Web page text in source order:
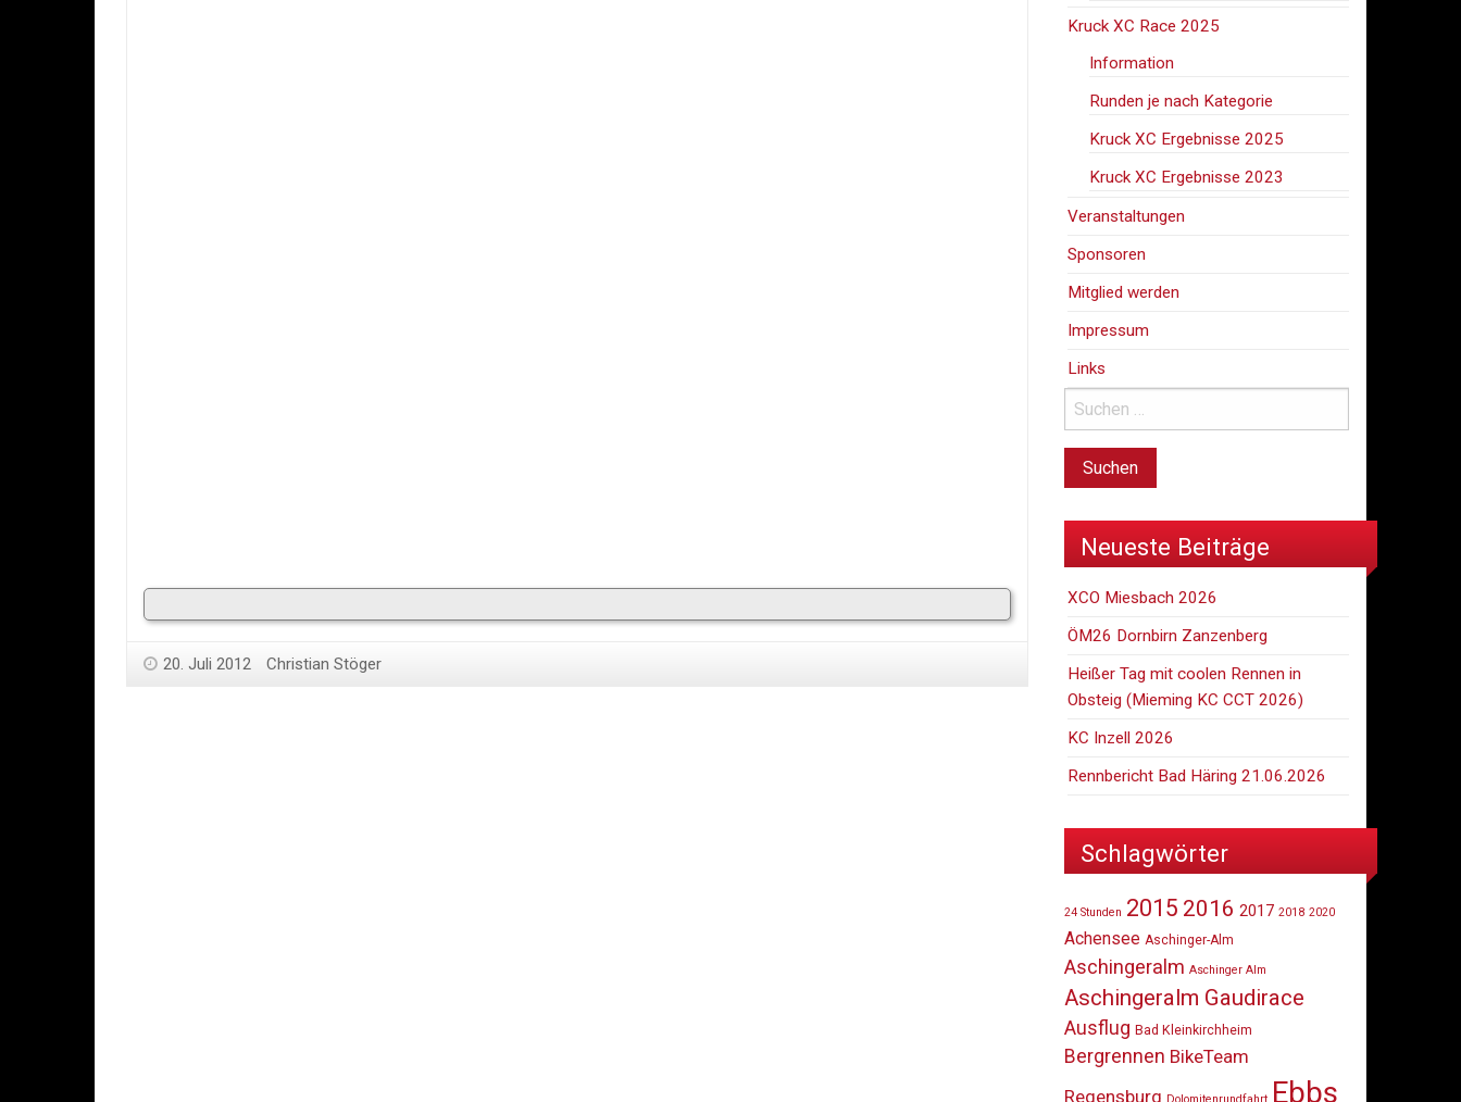
20. Juli 2012 Christian Stöger
Kruck XC Race 2025
Information
Runden je nach Kategorie
Kruck XC Ergebnisse 2025
Kruck XC Ergebnisse 2023
Veranstaltungen
Sponsoren
Mitglied werden
Impressum
Links
Neueste Beiträge
XCO Miesbach 2026
ÖM26 Dornbirn Zanzenberg
Heißer Tag mit coolen Rennen in
Obsteig (Mieming KC CCT 2026)
KC Inzell 2026
Rennbericht Bad Häring 21.06.2026
Schlagwörter
24 Stunden 2015 2016 2017 2018 2020
Achensee Aschinger-Alm
Aschingeralm Aschinger Alm
Aschingeralm Gaudirace
Ausflug Bad Kleinkirchheim
Bergrennen BikeTeam
Regensburg
Ebbs